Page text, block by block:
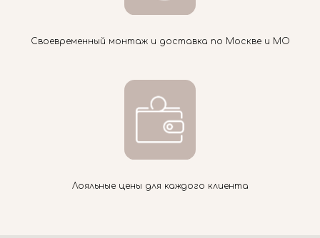
Своевременный монтаж и доставка по Москве и МО
Лояльные цены для каждого клиента